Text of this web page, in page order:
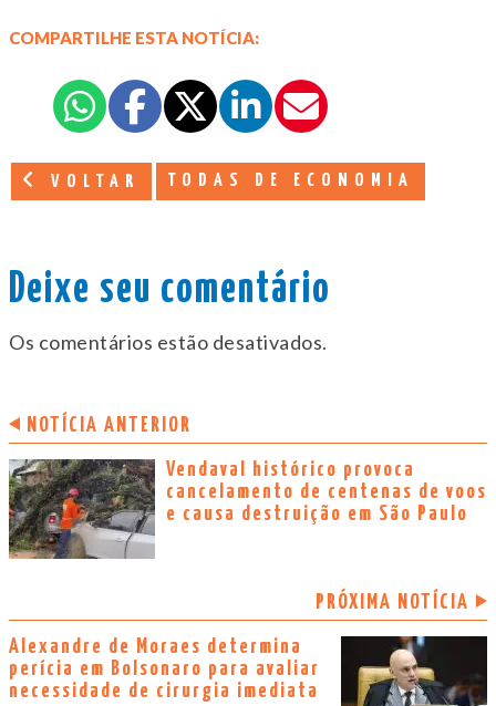
COMPARTILHE ESTA NOTÍCIA:
VOLTAR TODAS DE ECONOMIA
Deixe seu comentário
Os comentários estão desativados.
NOTÍCIA ANTERIOR
Vendaval histórico provoca
cancelamento de centenas de voos
e causa destruição em São Paulo
PRÓXIMA NOTÍCIA
Alexandre de Moraes determina
perícia em Bolsonaro para avaliar
necessidade de cirurgia imediata